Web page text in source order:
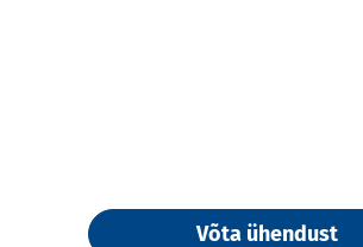
Võta ühendust